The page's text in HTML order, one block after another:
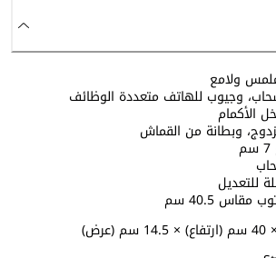
ولامع
وجيوب للهاتف متعددة الوظائف
الأكمام
وبطانة من القماش
للتعديل
40.5 سم